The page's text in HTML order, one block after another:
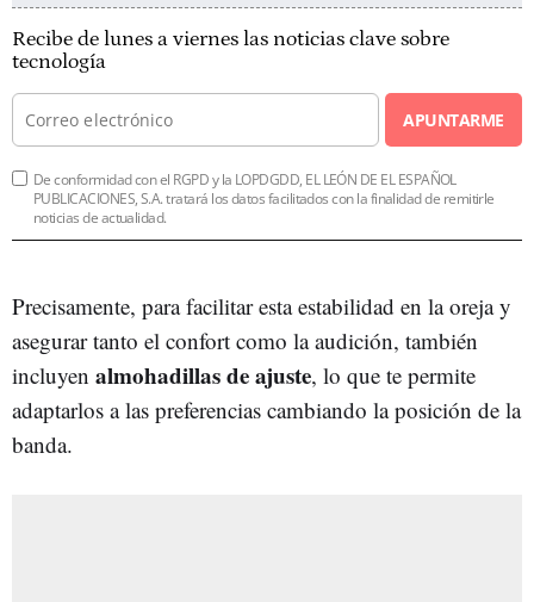
Recibe de lunes a viernes las noticias clave sobre
tecnología
APUNTARME
De conformidad con el RGPD y la LOPDGDD, EL LEÓN DE EL ESPAÑOL
PUBLICACIONES, S.A. tratará los datos facilitados con la finalidad de remitirle
noticias de actualidad.
Precisamente, para facilitar esta estabilidad en la oreja y
asegurar tanto el confort como la audición, también
incluyen almohadillas de ajuste, lo que te permite
adaptarlos a las preferencias cambiando la posición de la
banda.